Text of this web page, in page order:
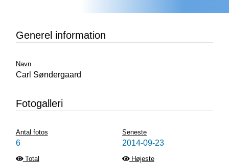
Generel information
Navn
Carl Søndergaard
Fotogalleri
Antal fotos
6
Seneste
2014-09-23
Total Højeste